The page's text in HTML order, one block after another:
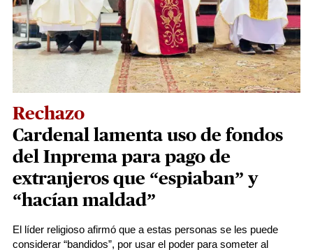
Rechazo
Cardenal lamenta uso de fondos
del Inprema para pago de
extranjeros que “espiaban” y
“hacían maldad”
El líder religioso afirmó que a estas personas se les puede
considerar “bandidos”, por usar el poder para someter al